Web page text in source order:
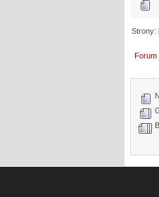
Strony:
Forum